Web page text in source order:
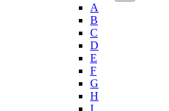
A
B
C
D
E
F
G
H
I